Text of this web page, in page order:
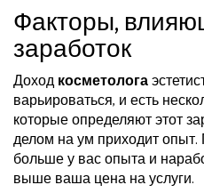
Факторы,
заработок
Доходкосметолога
варьироваться, и есть
которые определяют этот
делом на ум приходит
больше у вас опыта и
выше ваша цена на услуги.